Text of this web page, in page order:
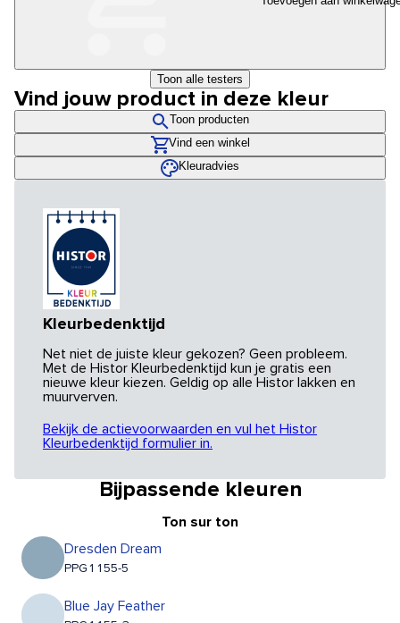
Toon alle testers
Vind jouw product in deze kleur
Toon producten
Vind een winkel
Kleuradvies
Kleurbedenktijd
Net niet de juiste kleur gekozen? Geen probleem.
Met de Histor Kleurbedenktijd kun je gratis een
nieuwe kleur kiezen. Geldig op alle Histor lakken en
muurverven.
Bekijk de actievoorwaarden en vul het Histor
Kleurbedenktijd formulier in.
Bijpassende kleuren
Ton sur ton
Dresden Dream
PPG1155-5
Blue Jay Feather